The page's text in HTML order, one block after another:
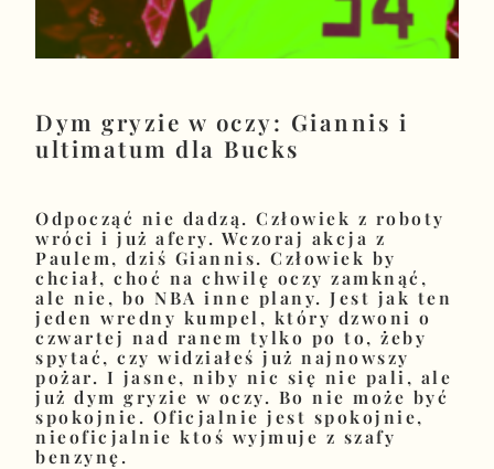
Dym gryzie w oczy: Giannis i
ultimatum dla Bucks
Odpocząć nie dadzą. Człowiek z roboty
wróci i już afery. Wczoraj akcja z
Paulem, dziś Giannis. Człowiek by
chciał, choć na chwilę oczy zamknąć,
ale nie, bo NBA inne plany. Jest jak ten
jeden wredny kumpel, który dzwoni o
czwartej nad ranem tylko po to, żeby
spytać, czy widziałeś już najnowszy
pożar. I jasne, niby nic się nie pali, ale
już dym gryzie w oczy. Bo nie może być
spokojnie. Oficjalnie jest spokojnie,
nieoficjalnie ktoś wyjmuje z szafy
benzynę.